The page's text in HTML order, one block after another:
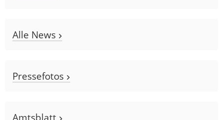
Alle News
Pressefotos
Amtsblatt